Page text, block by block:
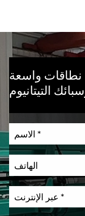
نطاقات واسعة
التيتانيوم